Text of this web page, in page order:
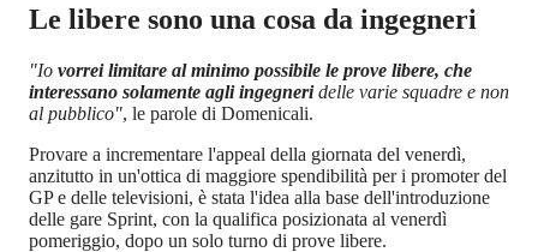
Le libere sono una cosa da ingegneri
"Io vorrei limitare al minimo possibile le prove libere, che
interessano solamente agli ingegneridelle varie squadre e non
al pubblico", le parole di Domenicali.
Provare a incrementare l'appeal della giornata del venerdì,
anzitutto in un'ottica di maggiore spendibilità per i promoter del
GP e delle televisioni, è stata l'idea alla base dell'introduzione
delle gare Sprint, con la qualifica posizionata al venerdì
pomeriggio, dopo un solo turno di prove libere.